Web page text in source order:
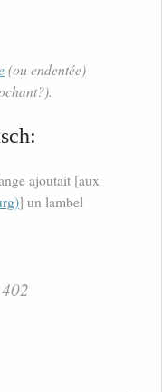
(ou endentée)
ajoutait [aux
] un lambel